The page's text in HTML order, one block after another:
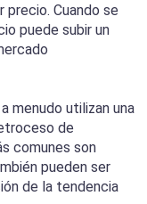
precio. Cuando se
puede subir un
menudo utilizan una
de
comunes son
pueden ser
de la tendencia